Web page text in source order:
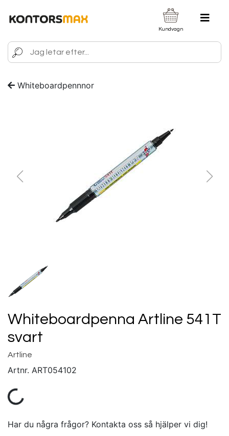
Kundvagn
Whiteboardpennnor
Whiteboardpenna Artline 541T
svart
Artline
Artnr. ART054102
Har du några frågor? Kontakta oss så hjälper vi dig!